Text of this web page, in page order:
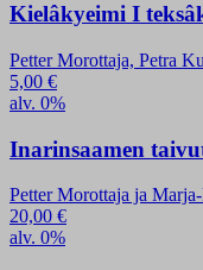
Kielâkyeimi I
Petter Morottaja, Petra
5,00 €
alv. 0%
Inarinsaamen
Petter Morottaja ja
20,00 €
alv. 0%